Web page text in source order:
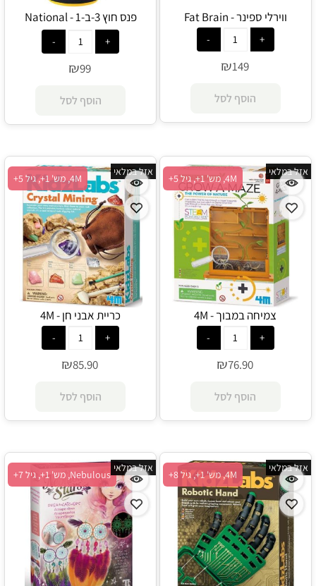
ווירלי ספינר - Fat Brain
₪149
הוסף לסל
פנס חוץ 3-ב-1 - National
Geographic
₪99
הוסף לסל
4M, מש' 1+, גיל 5+
אזל במלאי
צמיחה במבוך - 4M
₪76.90
הוסף לסל
4M, מש' 1+, גיל 5+
אזל במלאי
כריית אבני חן - 4M
₪85.90
הוסף לסל
4M, מש' 1+, גיל 8+
אזל במלאי
Nebulous, מש' 1+, גיל 7+
אזל במלאי